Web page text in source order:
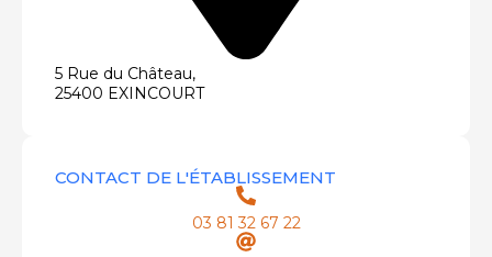
5 Rue du Château,
25400 EXINCOURT
CONTACT DE L'ÉTABLISSEMENT
03 81 32 67 22